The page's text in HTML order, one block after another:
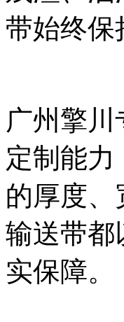
带始终保
广州擎
定制能
的厚度
输送带都
实保障。